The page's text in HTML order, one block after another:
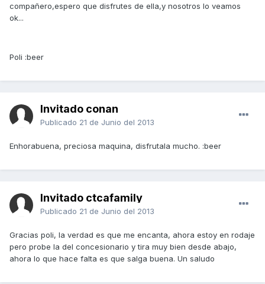
compañero,espero que disfrutes de ella,y nosotros lo veamos
ok...
Poli :beer
Invitado conan
Publicado 21 de Junio del 2013
Enhorabuena, preciosa maquina, disfrutala mucho. :beer
Invitado ctcafamily
Publicado 21 de Junio del 2013
Gracias poli, la verdad es que me encanta, ahora estoy en rodaje
pero probe la del concesionario y tira muy bien desde abajo,
ahora lo que hace falta es que salga buena. Un saludo